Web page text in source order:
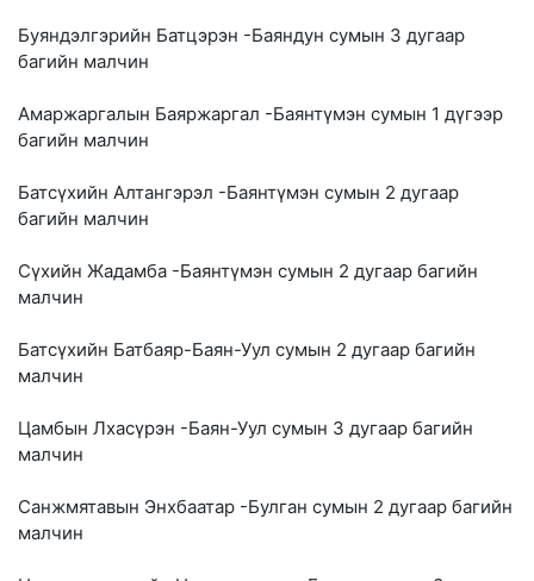
Буяндэлгэрийн Батцэрэн -Баяндун сумын 3 дугаар
багийн малчин
Амаржаргалын Баяржаргал -Баянтүмэн сумын 1 дүгээр
багийн малчин
Батсүхийн Алтангэрэл -Баянтүмэн сумын 2 дугаар
багийн малчин
Сүхийн Жадамба -Баянтүмэн сумын 2 дугаар багийн
малчин
Батсүхийн Батбаяр-Баян-Уул сумын 2 дугаар багийн
малчин
Цамбын Лхасүрэн -Баян-Уул сумын 3 дугаар багийн
малчин
Санжмятавын Энхбаатар -Булган сумын 2 дугаар багийн
малчин